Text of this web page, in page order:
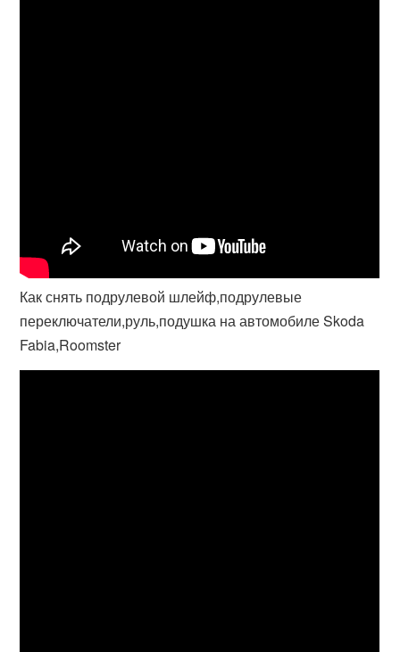
Как снять подрулевой шлейф,подрулевые
переключатели,руль,подушка на автомобиле Skoda
Fabia,Roomster